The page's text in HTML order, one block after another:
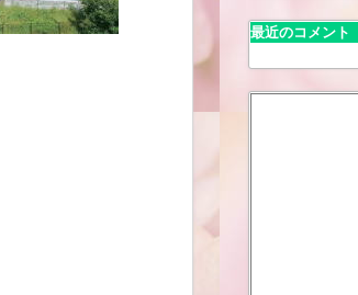
最近のコメント